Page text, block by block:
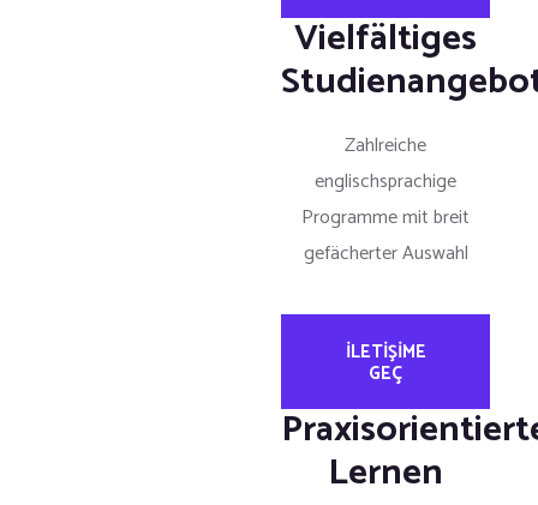
Vielfältiges
Zahlreiche
englischsprachige
Programme mit breit
gefächerter Auswahl
ILETIŞIME
GEÇ
Lernen